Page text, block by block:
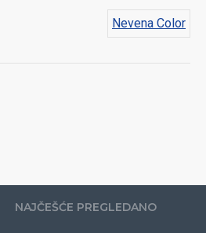
Nevena Color
NAJČEŠĆE PREGLEDANO